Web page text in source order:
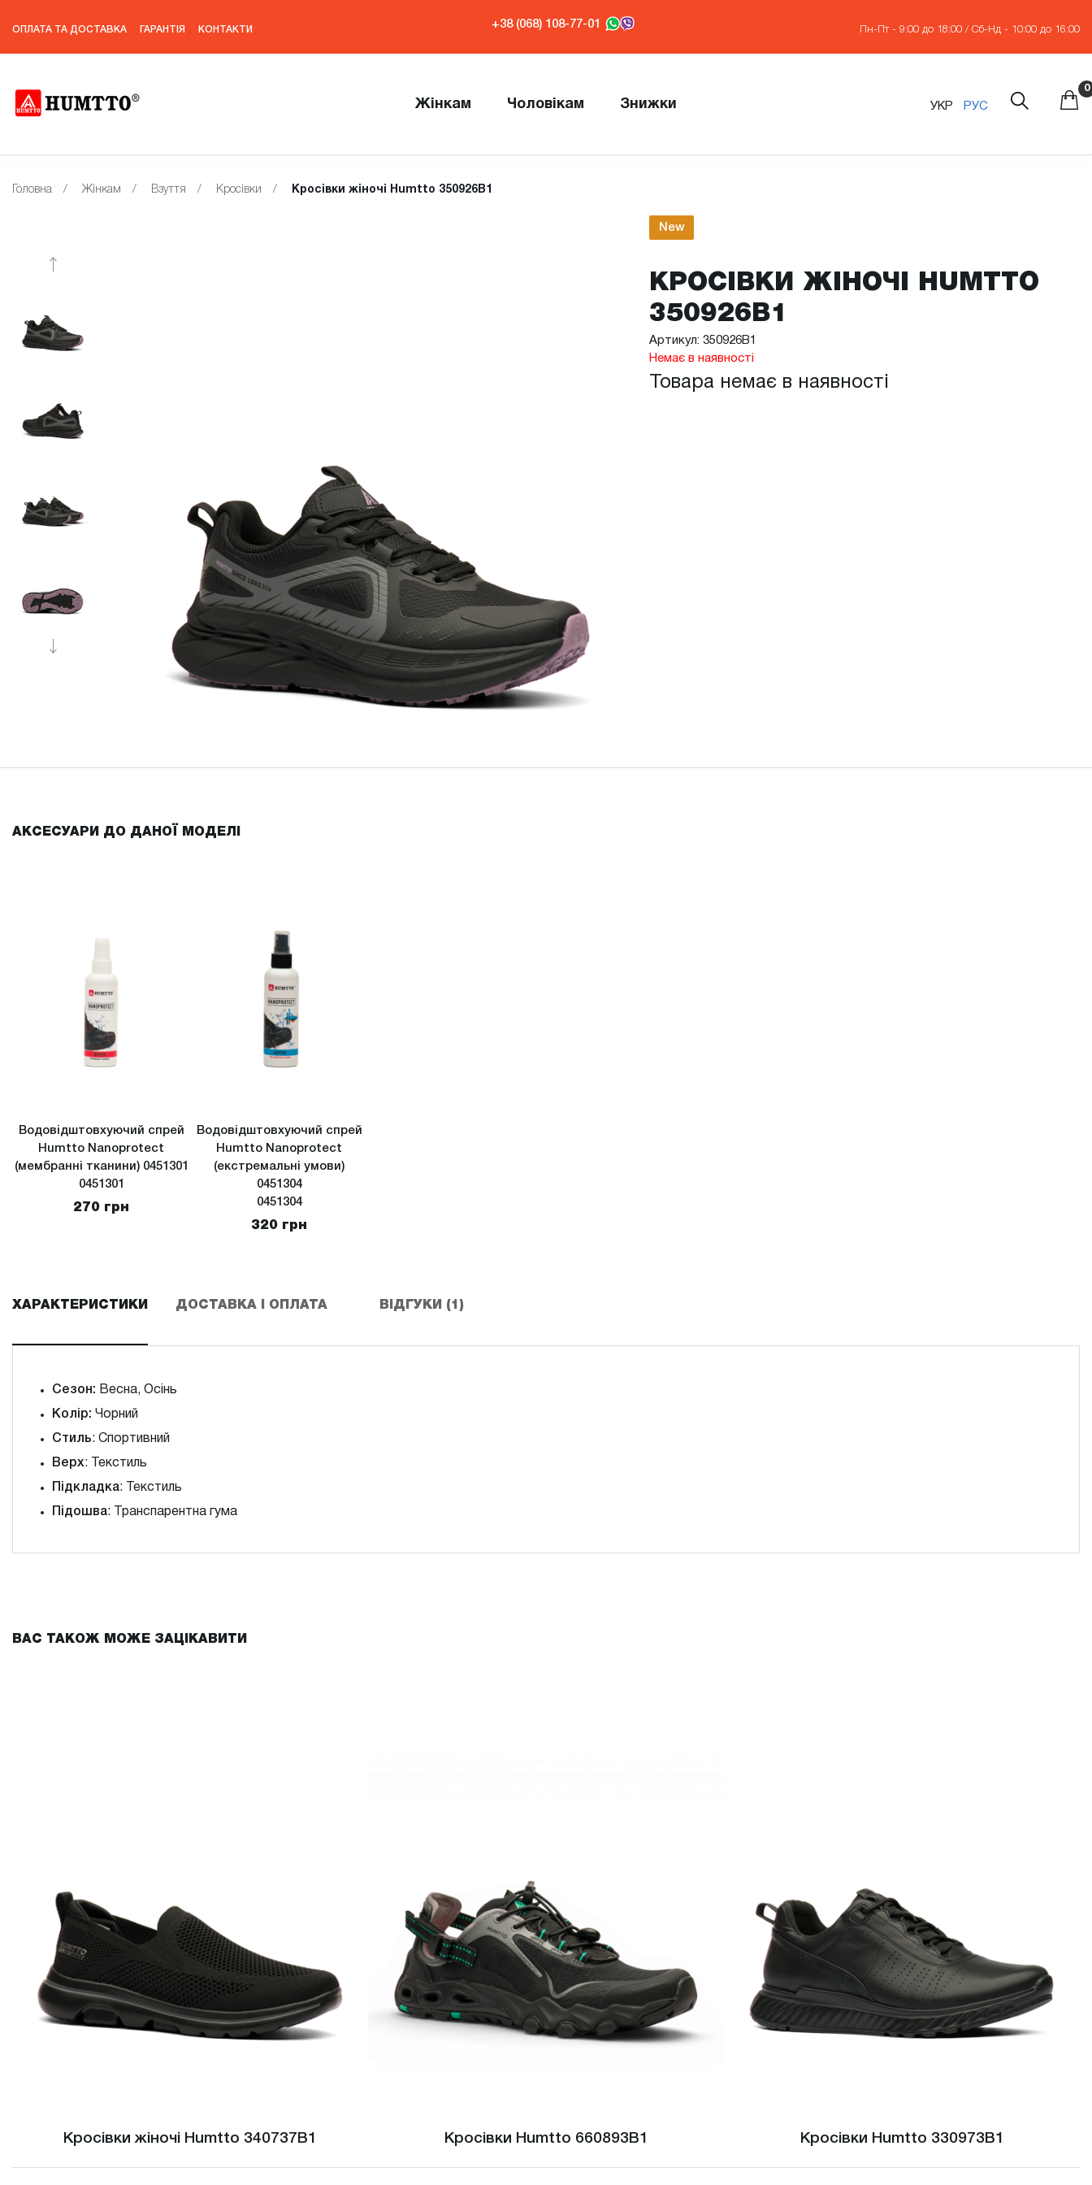
ОПЛАТА ТА ДОСТАВКА ГАРАНТІЯ КОНТАКТИ +38 (068) 108-77-01 Пн-Пт - 9:00 до 18:00 / Сб-Нд - 10:00 до 16:00
Жінкам Чоловікам Знижки УКР РУС
0
Головна / Жінкам / Взуття / Кросівки / Кросівки жіночі Humtto 350926B1
New
КРОСІВКИ ЖІНОЧІ HUMTTO
350926B1
Артикул: 350926B1
Немає в наявності
Товара немає в наявності
АКСЕСУАРИ ДО ДАНОЇ МОДЕЛІ
Водовідштовхуючий спрей
Humtto Nanoprotect
(мембранні тканини) 0451301
0451301
270 грн
Водовідштовхуючий спрей
Humtto Nanoprotect
(екстремальні умови)
0451304
0451304
320 грн
ХАРАКТЕРИСТИКИ ДОСТАВКА І ОПЛАТА ВІДГУКИ (1)
Сезон: Весна, Осінь
Колір: Чорний
Стиль: Спортивний
Верх: Текстиль
Підкладка: Текстиль
Підошва: Транспарентна гума
ВАС ТАКОЖ МОЖЕ ЗАЦІКАВИТИ
Кросівки жіночі Humtto 340737B1 Кросівки Humtto 660893B1 Кросівки Humtto 330973B1